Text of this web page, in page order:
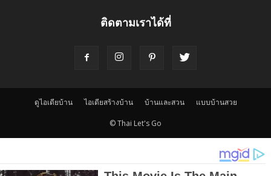
ติดตามเราได้ที่
ดูไอเดียบ้าน ไอเดียสร้างบ้าน บ้านและสวน แบบบ้านสวย
© Thai Let's Go